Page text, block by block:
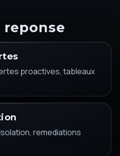
proactives, tableaux
remediations